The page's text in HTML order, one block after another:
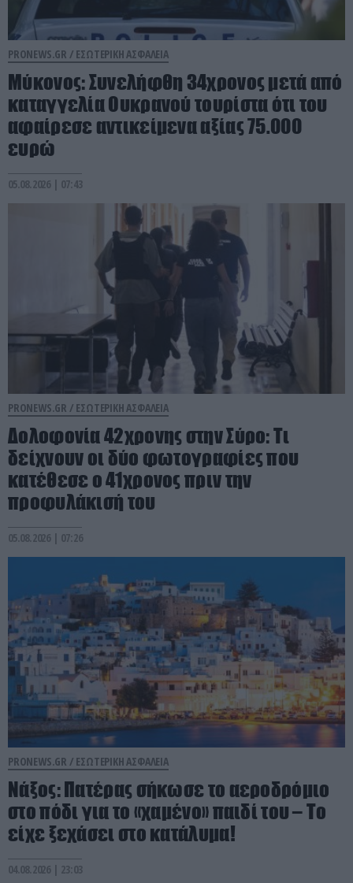
PRONEWS.GR / ΕΣΩΤΕΡΙΚΗ ΑΣΦΑΛΕΙΑ
Μύκονος: Συνελήφθη 34χρονος μετά από
καταγγελία Ουκρανού τουρίστα ότι του
αφαίρεσε αντικείμενα αξίας 75.000
ευρώ
05.08.2026 | 07:43
PRONEWS.GR / ΕΣΩΤΕΡΙΚΗ ΑΣΦΑΛΕΙΑ
Δολοφονία 42χρονης στην Σύρο: Tι
δείχνουν οι δύο φωτογραφίες που
κατέθεσε ο 41χρονος πριν την
προφυλάκισή του
05.08.2026 | 07:26
PRONEWS.GR / ΕΣΩΤΕΡΙΚΗ ΑΣΦΑΛΕΙΑ
Νάξος: Πατέρας σήκωσε το αεροδρόμιο
στο πόδι για το «χαμένο» παιδί του – Το
είχε ξεχάσει στο κατάλυμα!
04.08.2026 | 23:03